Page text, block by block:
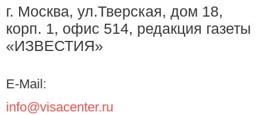
г. Москва, ул.Тверская, дом 18,
корп. 1, офис 514, редакция газеты
«ИЗВЕСТИЯ»
E-Mail:
info@visacenter.ru